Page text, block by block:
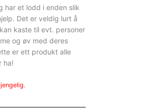
har et lodd i enden slik
Det er veldig lurt å
kaste til evt. personer
og øv med deres
er ett produkt alle
ha!